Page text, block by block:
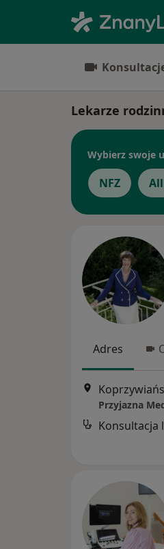
Lekarze
Wybierz swoje
NFZ
Adres
Przyjazna
Konsultacja